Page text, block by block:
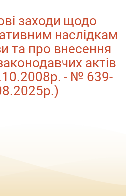
заходи щодо
наслідкам
та про внесення
актів
- № 639-